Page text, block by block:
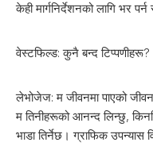
केही मार्गनिर्देशनको लागि भर
वेस्टफिल्ड: कुनै बन्द टिप्पणीहरू?
लेभोजेज: म जीवनमा पाएको
म तिनीहरूको आनन्द लिन्छु,
भाडा तिर्नेछ। ग्राफिक उपन्यास